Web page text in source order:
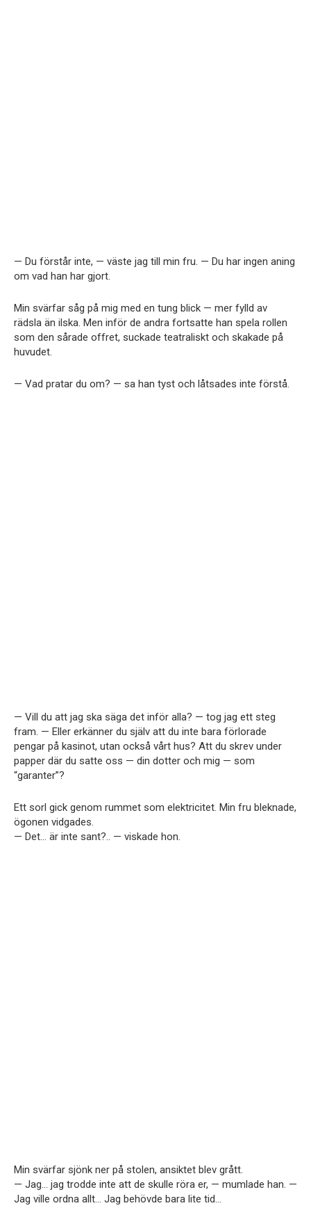
— Du förstår inte, — väste jag till min fru. — Du har ingen aning
om vad han har gjort.
Min svärfar såg på mig med en tung blick — mer fylld av
rädsla än ilska. Men inför de andra fortsatte han spela rollen
som den sårade offret, suckade teatraliskt och skakade på
huvudet.
— Vad pratar du om? — sa han tyst och låtsades inte förstå.
— Vill du att jag ska säga det inför alla? — tog jag ett steg
fram. — Eller erkänner du själv att du inte bara förlorade
pengar på kasinot, utan också vårt hus? Att du skrev under
papper där du satte oss — din dotter och mig — som
“garanter”?
Ett sorl gick genom rummet som elektricitet. Min fru bleknade,
ögonen vidgades.
— Det… är inte sant?.. — viskade hon.
Min svärfar sjönk ner på stolen, ansiktet blev grått.
— Jag… jag trodde inte att de skulle röra er, — mumlade han. —
Jag ville ordna allt… Jag behövde bara lite tid…